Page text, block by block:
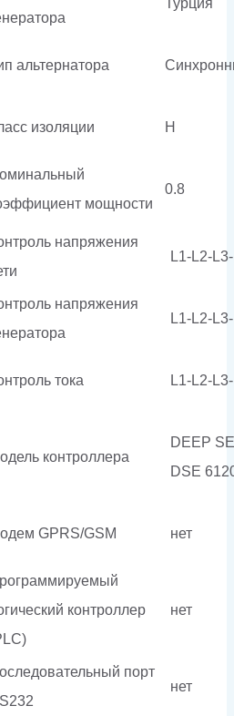
альтернатора
изоляции H
мощности
0.8
напряжения
L1-L2-
напряжения
L1-L2-
тока L1-L2-
контроллера
DEEP
DSE
GPRS/GSM нет
контроллер
нет
порт
нет